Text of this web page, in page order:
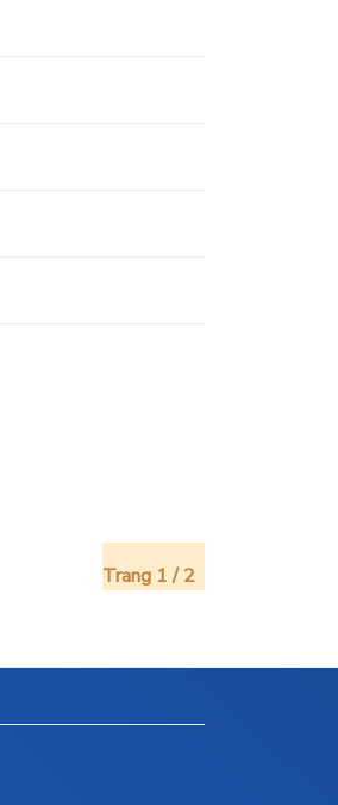
Trang 1 / 2